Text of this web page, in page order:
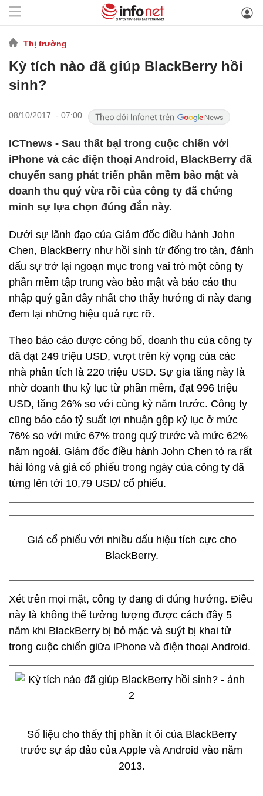
Thị trường
Kỳ tích nào đã giúp BlackBerry hồi
sinh?
08/10/2017 - 07:00
ICTnews - Sau thất bại trong cuộc chiến với
iPhone và các điện thoại Android, BlackBerry đã
chuyển sang phát triển phần mềm bảo mật và
doanh thu quý vừa rồi của công ty đã chứng
minh sự lựa chọn đúng đắn này.
Dưới sự lãnh đạo của Giám đốc điều hành John
Chen, BlackBerry như hồi sinh từ đống tro tàn, đánh
dấu sự trở lại ngoạn mục trong vai trò một công ty
phần mềm tập trung vào bảo mật và báo cáo thu
nhập quý gần đây nhất cho thấy hướng đi này đang
đem lại những hiệu quả rực rỡ.
Theo báo cáo được công bố, doanh thu của công ty
đã đạt 249 triệu USD, vượt trên kỳ vọng của các
nhà phân tích là 220 triệu USD. Sự gia tăng này là
nhờ doanh thu kỷ lục từ phần mềm, đạt 996 triệu
USD, tăng 26% so với cùng kỳ năm trước. Công ty
cũng báo cáo tỷ suất lợi nhuận gộp kỷ lục ở mức
76% so với mức 67% trong quý trước và mức 62%
năm ngoái. Giám đốc điều hành John Chen tỏ ra rất
hài lòng và giá cổ phiếu trong ngày của công ty đã
từng lên tới 10,79 USD/ cổ phiếu.
Giá cổ phiếu với nhiều dấu hiệu tích cực cho
BlackBerry.
Xét trên mọi mặt, công ty đang đi đúng hướng. Điều
này là không thể tưởng tượng được cách đây 5
năm khi BlackBerry bị bỏ mặc và suýt bị khai tử
trong cuộc chiến giữa iPhone và điện thoại Android.
Số liệu cho thấy thị phần ít ỏi của BlackBerry
trước sự áp đảo của Apple và Android vào năm
2013.